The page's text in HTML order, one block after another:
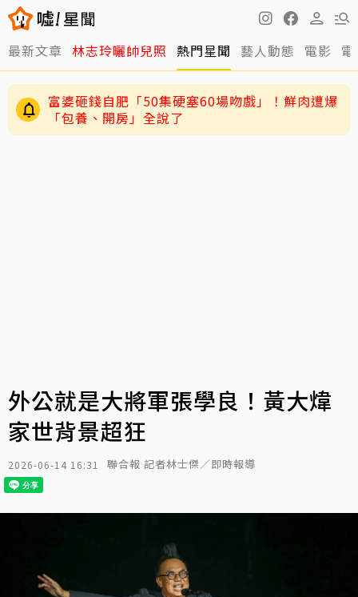
最新文章 林志玲曬帥兒照 熱門星聞 藝人動態 電影
富婆砸錢自肥「50集硬塞60場吻戲」！鮮肉遭爆
「包養、開房」全說了
外公就是大將軍張學良！黃大煒
家世背景超狂
2026-06-14 16:31 聯合報 記者林士傑／即時報導